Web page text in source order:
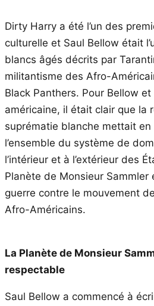
Dirty Harry a été l’un des
culturelle et Saul Bellow était
blancs âgés décrits par
militantisme des Afro-
Black Panthers. Pour Bellow
américaine, il était clair que la
suprématie blanche mettait en
l’ensemble du système de
l’intérieur et à l’extérieur des
Planète de Monsieur
guerre contre le mouvement
Afro-Américains.
La Planète de Monsieur
respectable
Saul Bellow a commencé à